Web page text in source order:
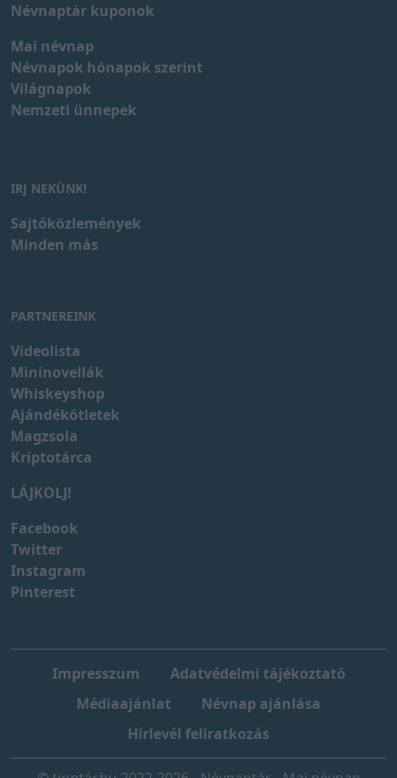
Névnaptár kuponok
Mai névnap
Névnapok hónapok szerint
Világnapok
Nemzeti ünnepek
IRJ NEKÜNK!
Sajtóközlemények
Minden más
PARTNEREINK
Videolista
Mininovellák
Whiskeyshop
Ajándékötletek
Magzsola
Kriptotárca
LÁJKOLJ!
Facebook
Twitter
Instagram
Pinterest
Impresszum
Adatvédelmi tájékoztató
Médiaajánlat
Névnap ajánlása
Hírlevél feliratkozás